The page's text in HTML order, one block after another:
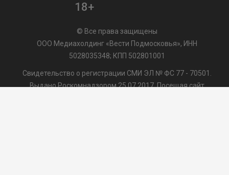
18+
© Все права защищены
ООО Медиахолдинг «Вести Подмосковья», ИНН
5028035348; КПП 502801001
Свидетельство о регистрации СМИ ЭЛ № ФС 77 - 70501.
Выдано Роскомнадзором 25.07.2017. Посещая сайт